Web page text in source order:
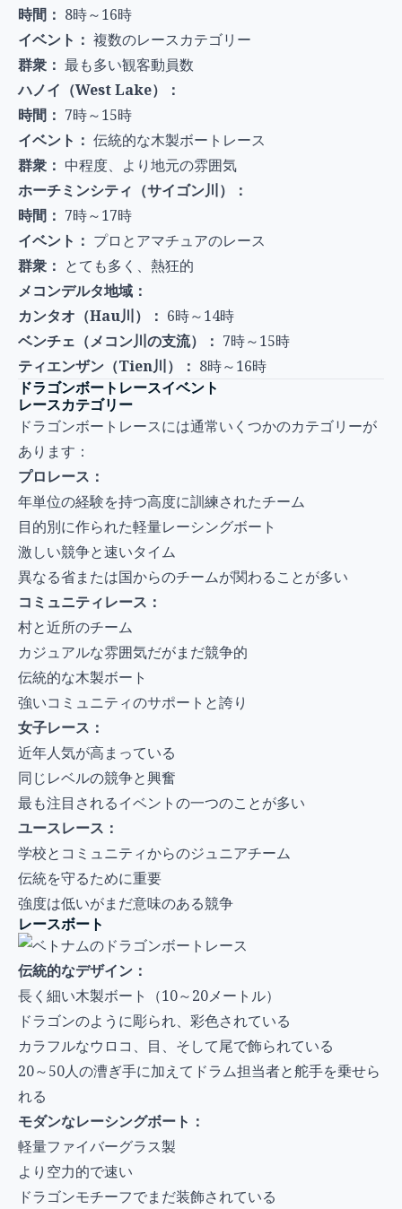
時間： 8時～16時
イベント： 複数のレースカテゴリー
群衆： 最も多い観客動員数
ハノイ（West Lake）：
時間： 7時～15時
イベント： 伝統的な木製ボートレース
群衆： 中程度、より地元の雰囲気
ホーチミンシティ（サイゴン川）：
時間： 7時～17時
イベント： プロとアマチュアのレース
群衆： とても多く、熱狂的
メコンデルタ地域：
カンタオ（Hau川）： 6時～14時
ベンチェ（メコン川の支流）： 7時～15時
ティエンザン（Tien川）： 8時～16時
ドラゴンボートレースイベント
レースカテゴリー
ドラゴンボートレースには通常いくつかのカテゴリーが
あります：
プロレース：
年単位の経験を持つ高度に訓練されたチーム
目的別に作られた軽量レーシングボート
激しい競争と速いタイム
異なる省または国からのチームが関わることが多い
コミュニティレース：
村と近所のチーム
カジュアルな雰囲気だがまだ競争的
伝統的な木製ボート
強いコミュニティのサポートと誇り
女子レース：
近年人気が高まっている
同じレベルの競争と興奮
最も注目されるイベントの一つのことが多い
ユースレース：
学校とコミュニティからのジュニアチーム
伝統を守るために重要
強度は低いがまだ意味のある競争
レースボート
伝統的なデザイン：
長く細い木製ボート（10～20メートル）
ドラゴンのように彫られ、彩色されている
カラフルなウロコ、目、そして尾で飾られている
20～50人の漕ぎ手に加えてドラム担当者と舵手を乗せら
れる
モダンなレーシングボート：
軽量ファイバーグラス製
より空力的で速い
ドラゴンモチーフでまだ装飾されている